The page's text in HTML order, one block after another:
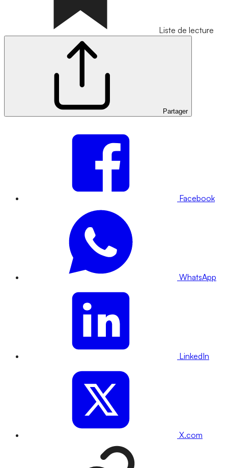
Liste de lecture
Partager
Facebook
WhatsApp
LinkedIn
X.com